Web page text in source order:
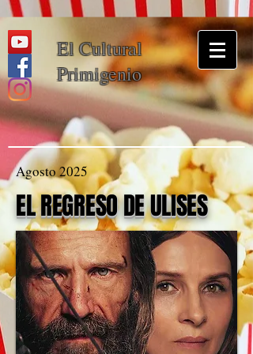
El Cultural
Primigenio
Agosto 2025
EL REGRESO DE ULISES